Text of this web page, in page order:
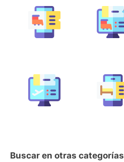
Buscar en otras categorías